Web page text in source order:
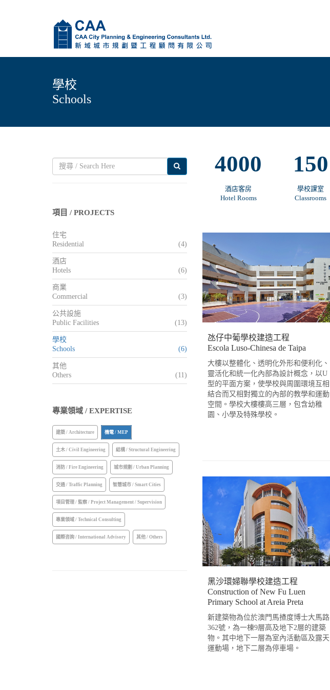
學校
Schools
項目 / PROJECTS
住宅
Residential
(4)
酒店
Hotels
(6)
商業
Commercial
(3)
公共設施
Public Facilities
(13)
學校
Schools
(6)
其他
Others
(11)
專業領域 / EXPERTISE
建築 / Architecture 機電 / MEP
土木 / Civil Engineering 結構 / Structural Engineering
消防 / Fire Engineering 城市規劃 / Urban Planning
交通 / Traffic Planning 智慧城市 / Smart Cities
項目管理 / 監察 / Project Management / Supervision
專業領域 / Technical Consulting
國際咨詢 / International Advisory 其他 / Others
4000
酒店客房
Hotel Rooms
150
學校課室
Classrooms
氹仔中葡學校建造工程
Escola Luso-Chinesa de Taipa
大樓以整體化、透明化外形和便利化、
靈活化和統一化內部為設計概念，以U
型的平面方案，使學校與周圍環境互相
結合而又相對獨立的內部的教學和運動
空間。學校大樓樓高三層，包含幼稚
園、小學及特殊學校。
黑沙環婦聯學校建造工程
Construction of New Fu Luen
Primary School at Areia Preta
新建築物為位於澳門馬揸度博士大馬路
362號，為一棟9層高及地下2層的建築
物。其中地下一層為室內活動區及露天
運動場，地下二層為停車場。